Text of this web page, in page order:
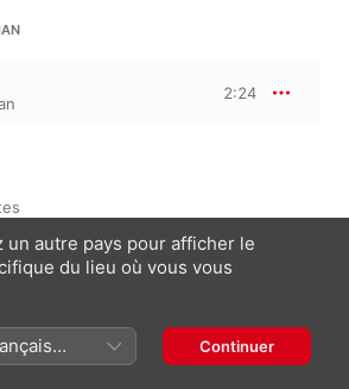
2:24
un autre pays pour afficher le
du lieu où vous vous
Continuer